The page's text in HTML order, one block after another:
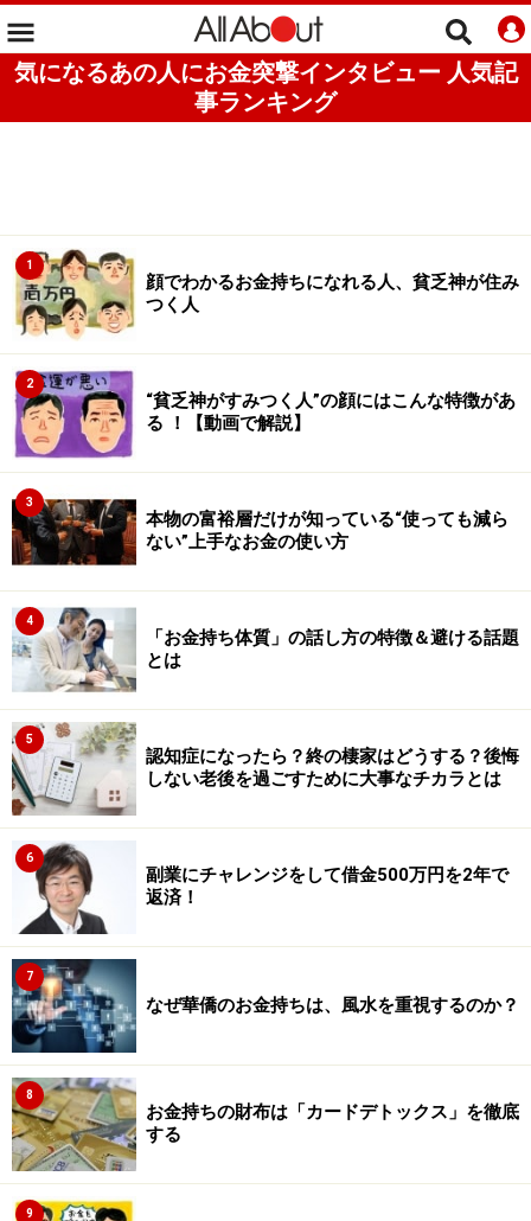
気になるあの人にお金突撃インタビュー 人気記
事ランキング
1
顔でわかるお金持ちになれる人、貧乏神が住み
つく人
2
“貧乏神がすみつく人”の顔にはこんな特徴があ
る ！【動画で解説】
3
本物の富裕層だけが知っている“使っても減ら
ない”上手なお金の使い方
4
「お金持ち体質」の話し方の特徴＆避ける話題
とは
5
認知症になったら？終の棲家はどうする？後悔
しない老後を過ごすために大事なチカラとは
6
副業にチャレンジをして借金500万円を2年で
返済！
7
なぜ華僑のお金持ちは、風水を重視するのか？
8
お金持ちの財布は「カードデトックス」を徹底
する
9